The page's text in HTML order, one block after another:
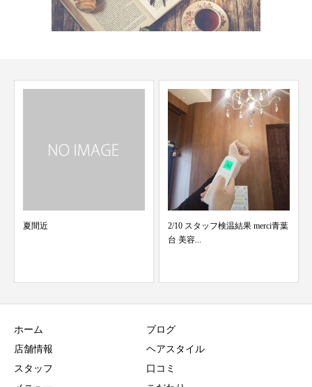
2/10 スタッフ検温結果 merci青葉
3/11 スタッフ検温結果 merci青葉
台 美容...
ホーム
店舗情報
スタッフ
ブログ
ヘアスタイル
口コミ